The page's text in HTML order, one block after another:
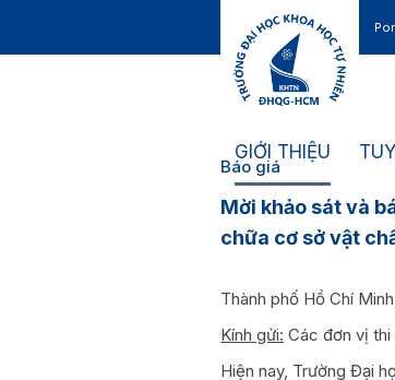
GIỚI THIỆU
Báo giá
Mời khảo sát và
chữa cơ sở vật
Thành phố Hồ Chí
Kính gửi: Các đơn vị
Hiện nay, Trường Đại